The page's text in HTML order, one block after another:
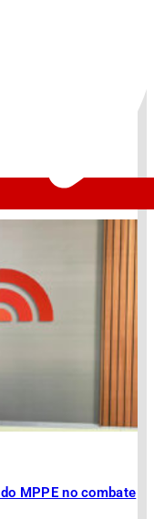
MPPE no combate